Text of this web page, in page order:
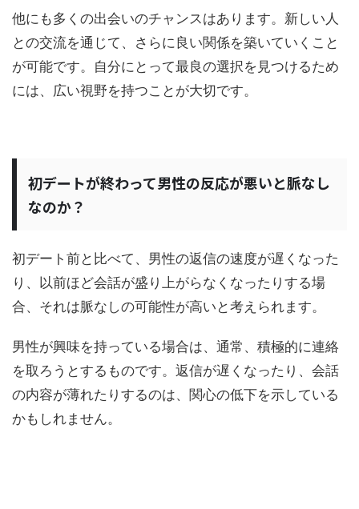
他にも多くの出会いのチャンスはあります。新しい人
との交流を通じて、さらに良い関係を築いていくこと
が可能です。自分にとって最良の選択を見つけるため
には、広い視野を持つことが大切です。
初デートが終わって男性の反応が悪いと脈なし
なのか？
初デート前と比べて、男性の返信の速度が遅くなった
り、以前ほど会話が盛り上がらなくなったりする場
合、それは脈なしの可能性が高いと考えられます。
男性が興味を持っている場合は、通常、積極的に連絡
を取ろうとするものです。返信が遅くなったり、会話
の内容が薄れたりするのは、関心の低下を示している
かもしれません。